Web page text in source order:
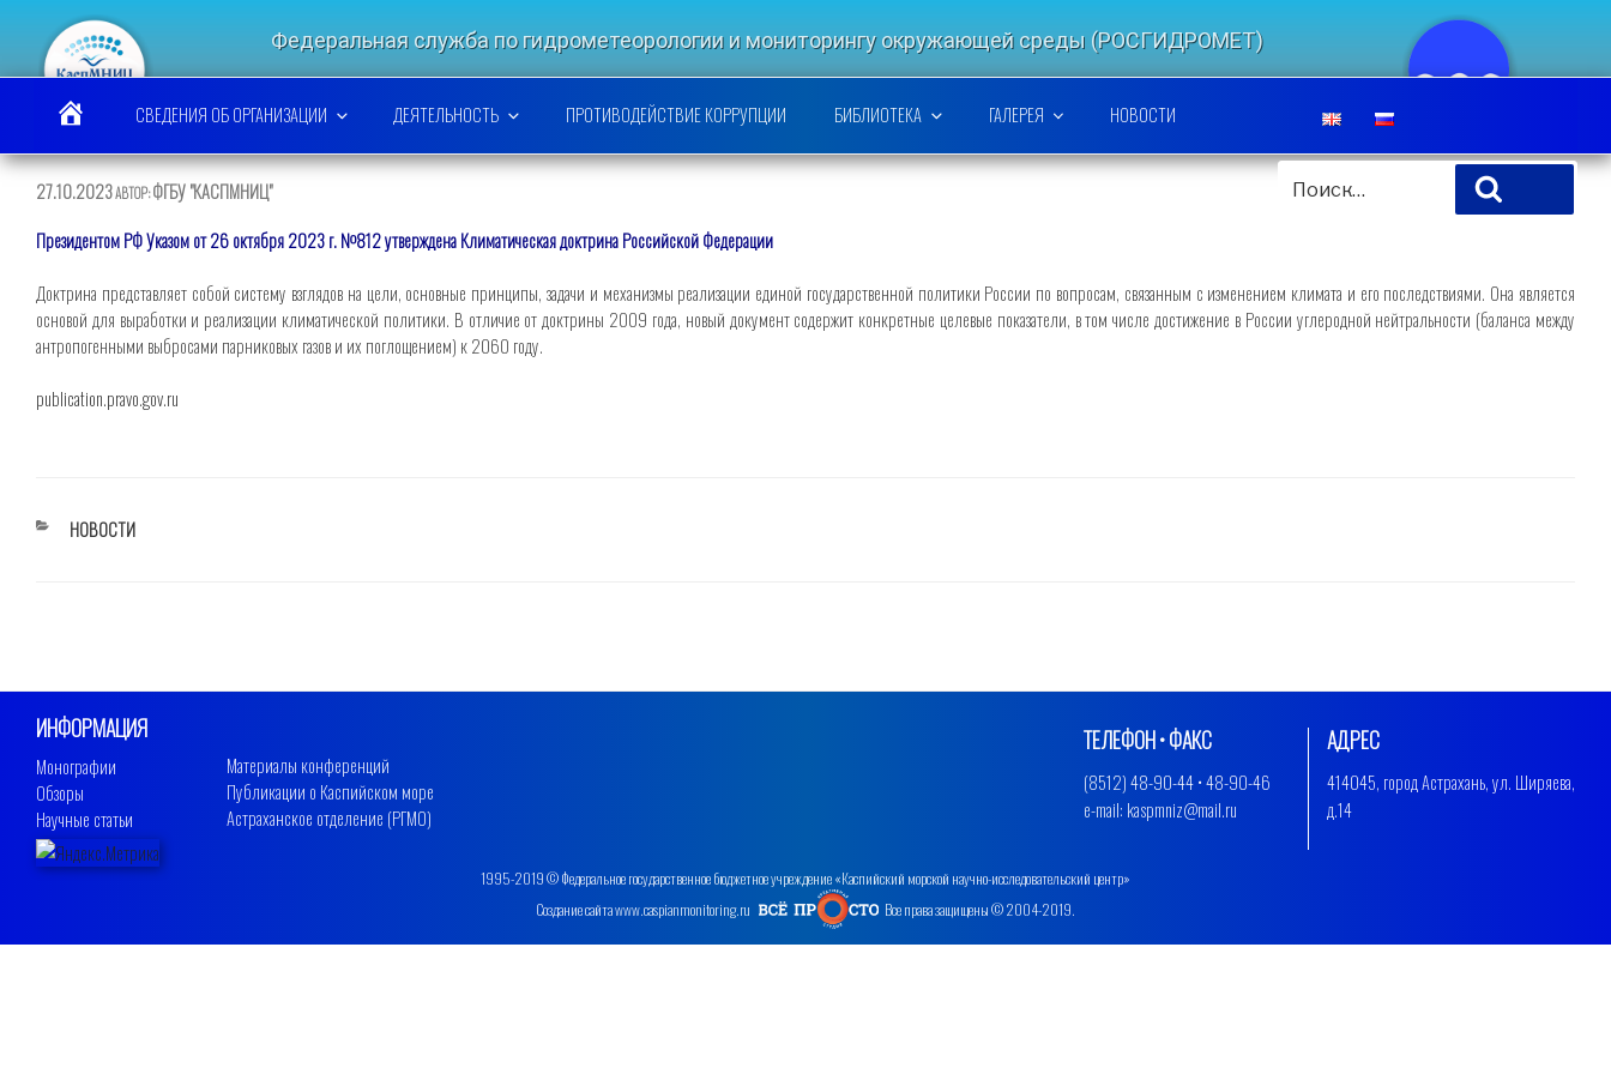
содержимому
Федеральная служба по гидрометеорологии и мониторингу окружающей среды (РОСГИДРОМЕТ)
КАСПИЙСКИЙ МОРСКОЙ НАУЧНО-ИССЛЕДОВАТЕЛЬСКИЙ ЦЕНТР
СВЕДЕНИЯ ОБ ОРГАНИЗАЦИИ ДЕЯТЕЛЬНОСТЬ ПРОТИВОДЕЙСТВИЕ КОРРУПЦИИ БИБЛИОТЕКА ГАЛЕРЕЯ НОВОСТИ
ИСКАТЬ:
ОПУБЛИКОВАНО
27.10.2023АВТОР:ФГБУ "КАСПМНИЦ"
Президентом РФ Указом от 26 октября 2023 г. №812 утверждена Климатическая доктрина Российской Федерации
Доктрина представляет собой систему взглядов на цели, основные принципы, задачи и механизмы реализации единой государственной политики России по вопросам, связанным с изменением климата и его последствиями. Она является
основой для выработки и реализации климатической политики. В отличие от доктрины 2009 года, новый документ содержит конкретные целевые показатели, в том числе достижение в России углеродной нейтральности (баланса между
антропогенными выбросами парниковых газов и их поглощением) к 2060 году.
publication.pravo.gov.ru
РУБРИКИ
НОВОСТИ
ИНФОРМАЦИЯ
Монографии
Обзоры
Научные статьи
Материалы конференций
Публикации о Каспийском море
Астраханское отделение (РГМО)
АДРЕС
414045, город Астрахань, ул. Ширяева,
д.14
ТЕЛЕФОН • ФАКС
(8512) 48-90-44 • 48-90-46
e-mail: kaspmniz@mail.ru
1995-2019 © Федеральное государственное бюджетное учреждение «Каспийский морской научно-исследовательский центр»
Создание сайта www.caspianmonitoring.ru
Все права защищены © 2004-2019.